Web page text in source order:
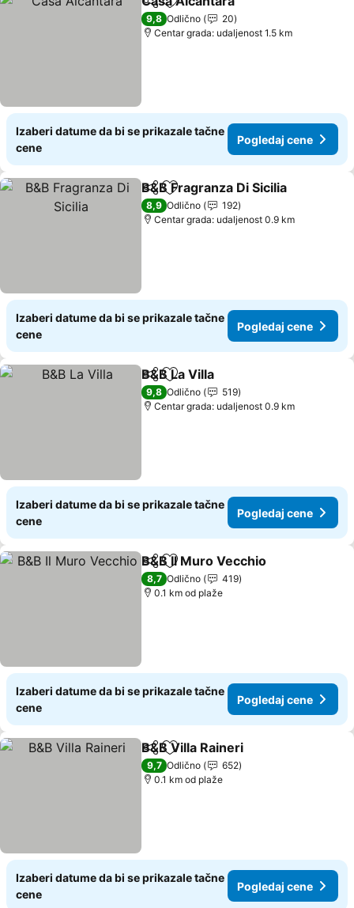
Deli Dodati u favorite
9,8 Odlično
20
Centar grada: udaljenost 1.5 km
Izaberi datume da bi se prikazale tačne
cene
Pogledaj cene
Deli Dodati u favorite
B&B Fragranza Di Sicilia
8,9 Odlično
192
Centar grada: udaljenost 0.9 km
Izaberi datume da bi se prikazale tačne
cene
Pogledaj cene
Deli Dodati u favorite
B&B La Villa
9,8 Odlično
519
Centar grada: udaljenost 0.9 km
Izaberi datume da bi se prikazale tačne
cene
Pogledaj cene
Deli Dodati u favorite
B&B Il Muro Vecchio
8,7 Odlično
419
0.1 km od plaže
Izaberi datume da bi se prikazale tačne
cene
Pogledaj cene
Deli Dodati u favorite
B&B Villa Raineri
9,7 Odlično
652
0.1 km od plaže
Izaberi datume da bi se prikazale tačne
cene
Pogledaj cene